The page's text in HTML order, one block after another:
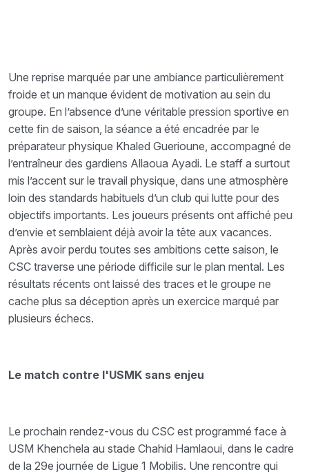
Une reprise marquée par une ambiance particulièrement
froide et un manque évident de motivation au sein du
groupe. En l’absence d’une véritable pression sportive en
cette fin de saison, la séance a été encadrée par le
préparateur physique Khaled Guerioune, accompagné de
l’entraîneur des gardiens Allaoua Ayadi. Le staff a surtout
mis l’accent sur le travail physique, dans une atmosphère
loin des standards habituels d’un club qui lutte pour des
objectifs importants. Les joueurs présents ont affiché peu
d’envie et semblaient déjà avoir la tête aux vacances.
Après avoir perdu toutes ses ambitions cette saison, le
CSC traverse une période difficile sur le plan mental. Les
résultats récents ont laissé des traces et le groupe ne
cache plus sa déception après un exercice marqué par
plusieurs échecs.
Le match contre l'USMK sans enjeu
Le prochain rendez-vous du CSC est programmé face à
USM Khenchela au stade Chahid Hamlaoui, dans le cadre
de la 29e journée de Ligue 1 Mobilis. Une rencontre qui